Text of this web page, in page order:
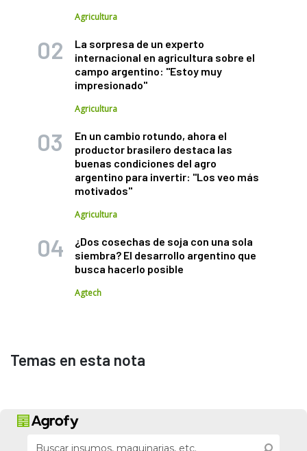
Agricultura
La sorpresa de un experto
internacional en agricultura sobre el
campo argentino: "Estoy muy
impresionado"
Agricultura
En un cambio rotundo, ahora el
productor brasilero destaca las
buenas condiciones del agro
argentino para invertir: "Los veo más
motivados"
Agricultura
¿Dos cosechas de soja con una sola
siembra? El desarrollo argentino que
busca hacerlo posible
Agtech
Temas en esta nota